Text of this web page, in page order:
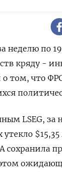
по 19
кряду -
том, что
LSEG, за
утекло
сохранила